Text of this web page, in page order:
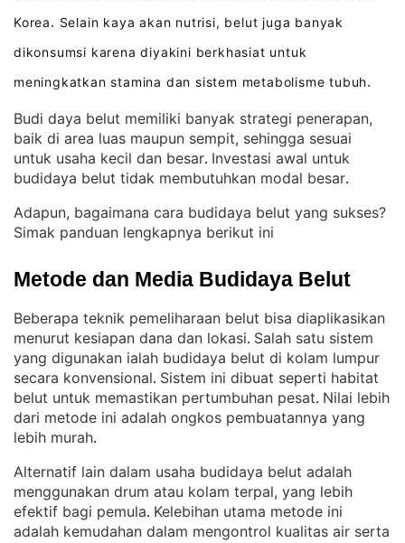
Korea. Selain kaya akan nutrisi, belut juga banyak
dikonsumsi karena diyakini berkhasiat untuk
meningkatkan stamina dan sistem metabolisme tubuh.
Budi daya belut memiliki banyak strategi penerapan,
baik di area luas maupun sempit, sehingga sesuai
untuk usaha kecil dan besar. Investasi awal untuk
budidaya belut tidak membutuhkan modal besar.
Adapun, bagaimana cara budidaya belut yang sukses?
Simak panduan lengkapnya berikut ini
Metode dan Media Budidaya Belut
Beberapa teknik pemeliharaan belut bisa diaplikasikan
menurut kesiapan dana dan lokasi. Salah satu sistem
yang digunakan ialah budidaya belut di kolam lumpur
secara konvensional. Sistem ini dibuat seperti habitat
belut untuk memastikan pertumbuhan pesat. Nilai lebih
dari metode ini adalah ongkos pembuatannya yang
lebih murah.
Alternatif lain dalam usaha budidaya belut adalah
menggunakan drum atau kolam terpal, yang lebih
efektif bagi pemula. Kelebihan utama metode ini
adalah kemudahan dalam mengontrol kualitas air serta